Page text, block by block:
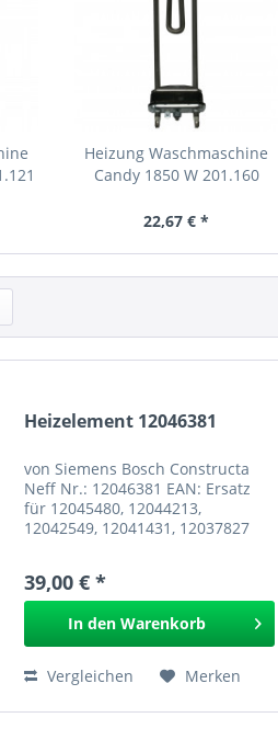
Heizung Waschmaschine
Candy 1850 W 201.160
22,67 € *
Heizelement 12046381
von Siemens Bosch Constructa
Neff Nr.: 12046381 EAN: Ersatz
für 12045480, 12044213,
12042549, 12041431, 12037827
39,00 € *
In den Warenkorb
Vergleichen Merken